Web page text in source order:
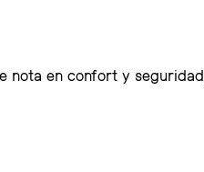
nota en confort y seguridad,